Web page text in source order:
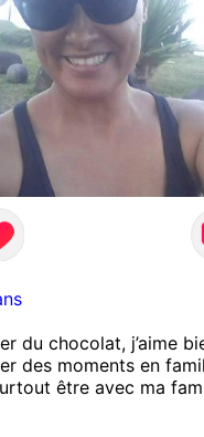
du chocolat, j’aime
des moments en
être avec ma